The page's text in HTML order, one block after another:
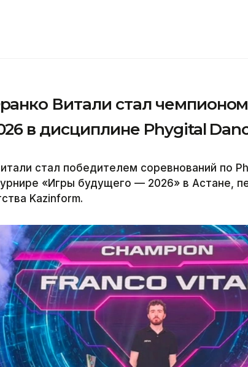
Витали стал
в дисциплине Phygital
стал победителем соревнований по
«Игры будущего — 2026» в Астане,
Kazinform.